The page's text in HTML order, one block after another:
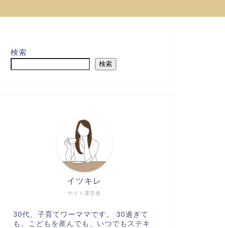
検索
検索
サイト運営者
イツキレ
30代、子育てワーママです。 30過ぎて
も、こどもを産んでも、いつでもステキ